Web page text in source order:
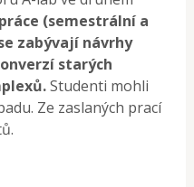
(semestrální a
zabývají návrhy
starých
Studenti mohli
Ze zaslaných prací